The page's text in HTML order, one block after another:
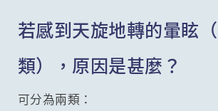
若感到天旋地轉的暈眩
類），原因是甚麼？
可分為兩類：